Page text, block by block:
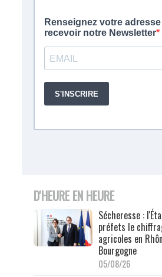
D'HEURE EN HEURE
Sécheresse :
préfets le
agricoles en
Bourgogne
05/08/26